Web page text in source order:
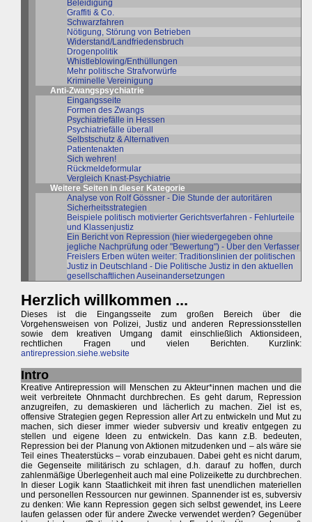
Beleidigung
Graffiti & Co.
Schwarzfahren
Nötigung, Störung von Betrieben
Widerstand/Landfriedensbruch
Drogenpolitik
Whistleblowing/Enthüllungen
Mehr politische Strafvorwürfe
Kriminelle Vereinigung
Anti-Zwangspsychiatrie
Eingangsseite
Formen des Zwangs
Psychiatriefälle in Hessen
Psychiatriefälle überall
Selbstschutz & Alternativen
Patientenakten
Sich wehren!
Rückmeldeformular
Vergleich Knast-Psychiatrie
Weitere Seiten in dieser Kategorie
Analyse von Rolf Gössner - Die Stunde der autoritären
Sicherheitsstrategien
Beispiele politisch motivierter Gerichtsverfahren - Fehlurteile
und Klassenjustiz
Ein Bericht von Repression (hier wiedergegeben ohne
jegliche Nachprüfung oder "Bewertung") - Über den Verfasser
Freislers Erben wüten weiter: Traditionslinien der politischen
Justiz in Deutschland - Die Politische Justiz in den aktuellen
gesellschaftlichen Auseinandersetzungen
Herzlich willkommen ...
Dieses ist die Eingangsseite zum großen Bereich über die
Vorgehensweisen von Polizei, Justiz und anderen Repressionsstellen
sowie dem kreativen Umgang damit einschließlich Aktionsideen,
rechtlichen Fragen und vielen Berichten. Kurzlink:
antirepression.siehe.website
Intro
Kreative Antirepression will Menschen zu Akteur*innen machen und die
weit verbreitete Ohnmacht durchbrechen. Es geht darum, Repression
anzugreifen, zu demaskieren und lächerlich zu machen. Ziel ist es,
offensive Strategien gegen Repression aller Art zu entwickeln und Mut zu
machen, sich dieser immer wieder subversiv und kreativ entgegen zu
stellen und eigene Ideen zu entwickeln. Das kann z.B. bedeuten,
Repression bei der Planung von Aktionen mitzudenken und – als wäre sie
Teil eines Theaterstücks – vorab einzubauen. Dabei geht es nicht darum,
die Gegenseite militärisch zu schlagen, d.h. darauf zu hoffen, durch
zahlenmäßige Überlegenheit auch mal eine Polizeikette zu durchbrechen.
In dieser Logik kann Staatlichkeit mit ihren fast unendlichen materiellen
und personellen Ressourcen nur gewinnen. Spannender ist es, subversiv
zu denken: Wie kann Repression gegen sich selbst gewendet, ins Leere
laufen gelassen oder für andere Zwecke verwendet werden? Gegenüber